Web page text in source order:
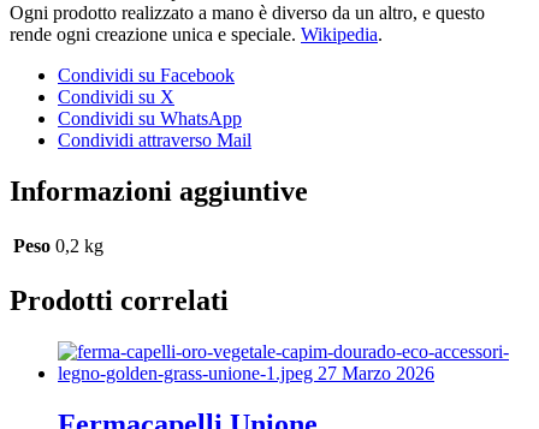
Ogni prodotto realizzato a mano è diverso da un altro, e questo
rende ogni creazione unica e speciale. Wikipedia.
Condividi su Facebook
Condividi su X
Condividi su WhatsApp
Condividi attraverso Mail
Informazioni aggiuntive
Peso 0,2 kg
Prodotti correlati